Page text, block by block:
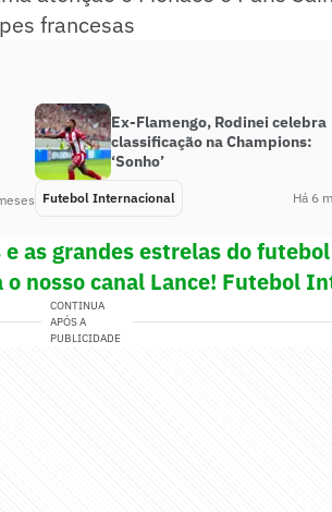
francesas
Ex-Flamengo, Rodinei celebra
classificação na Champions:
‘Sonho’
Futebol Internacional Há 6
as grandes estrelas do
nosso canal Lance! Futebol
CONTINUA
APÓS A
PUBLICIDADE